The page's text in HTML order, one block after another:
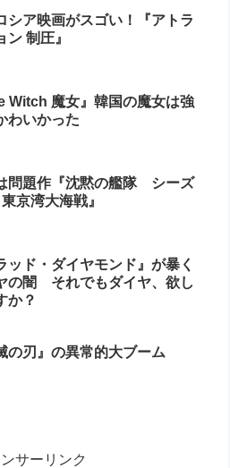
シア映画がスゴい！『アトラ
ン 制圧』
Witch 魔女』韓国の魔女は強
わいかった
問題作『沈黙の艦隊 シーズ
京湾大海戦』
ッド・ダイヤモンド』が暴く
の闇 それでもダイヤ、欲し
か？
の刃』の異常的大ブーム
サーリンク